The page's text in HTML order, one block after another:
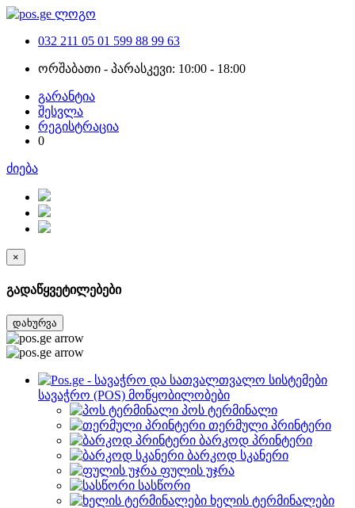
032 211 05 01 599 88 99 63
ორშაბათი - პარასკევი: 10:00 - 18:00
გარანტია
შესვლა
რეგისტრაცია
0
ძიება
×
გადაწყვეტილებები
დახურვა
სავაჭრო (POS) მოწყობილობები
პოს ტერმინალი
თერმული პრინტერი
ბარკოდ პრინტერი
ბარკოდ სკანერი
ფულის უჯრა
სასწორი
ხელის ტერმინალები